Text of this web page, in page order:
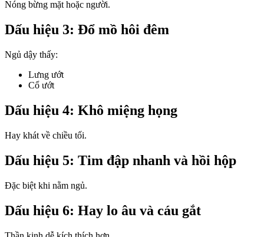
Nóng bừng mặt hoặc người.
Dấu hiệu 3: Đổ mồ hôi đêm
Ngủ dậy thấy:
Lưng ướt
Cổ ướt
Dấu hiệu 4: Khô miệng họng
Hay khát về chiều tối.
Dấu hiệu 5: Tim đập nhanh và hồi hộp
Đặc biệt khi nằm ngủ.
Dấu hiệu 6: Hay lo âu và cáu gắt